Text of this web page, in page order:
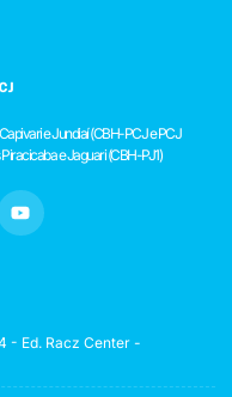
e Jundiaí (CBH-PCJ e PCJ
e Jaguari (CBH-PJ1)
- Ed. Racz Center -